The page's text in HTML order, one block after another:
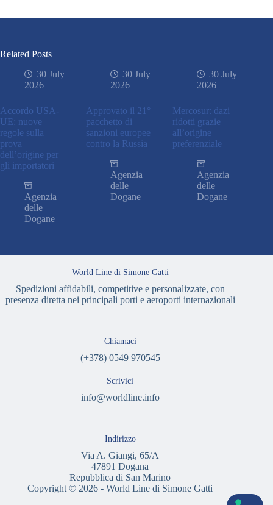
Related Posts
30 July
2026
Accordo USA-
UE: nuove
regole sulla
prova
dell’origine per
gli importatori
Agenzia
delle
Dogane
30 July
2026
Approvato il 21°
pacchetto di
sanzioni europee
contro la Russia
Agenzia
delle
Dogane
30 July
2026
Mercosur: dazi
ridotti grazie
all’origine
preferenziale
Agenzia
delle
Dogane
World Line di Simone Gatti
Spedizioni affidabili, competitive e personalizzate, con
presenza diretta nei principali porti e aeroporti internazionali
Chiamaci
(+378) 0549 970545
Scrivici
info@worldline.info
Indirizzo
Via A. Giangi, 65/A
47891 Dogana
Repubblica di San Marino
Copyright © 2026 - World Line di Simone Gatti